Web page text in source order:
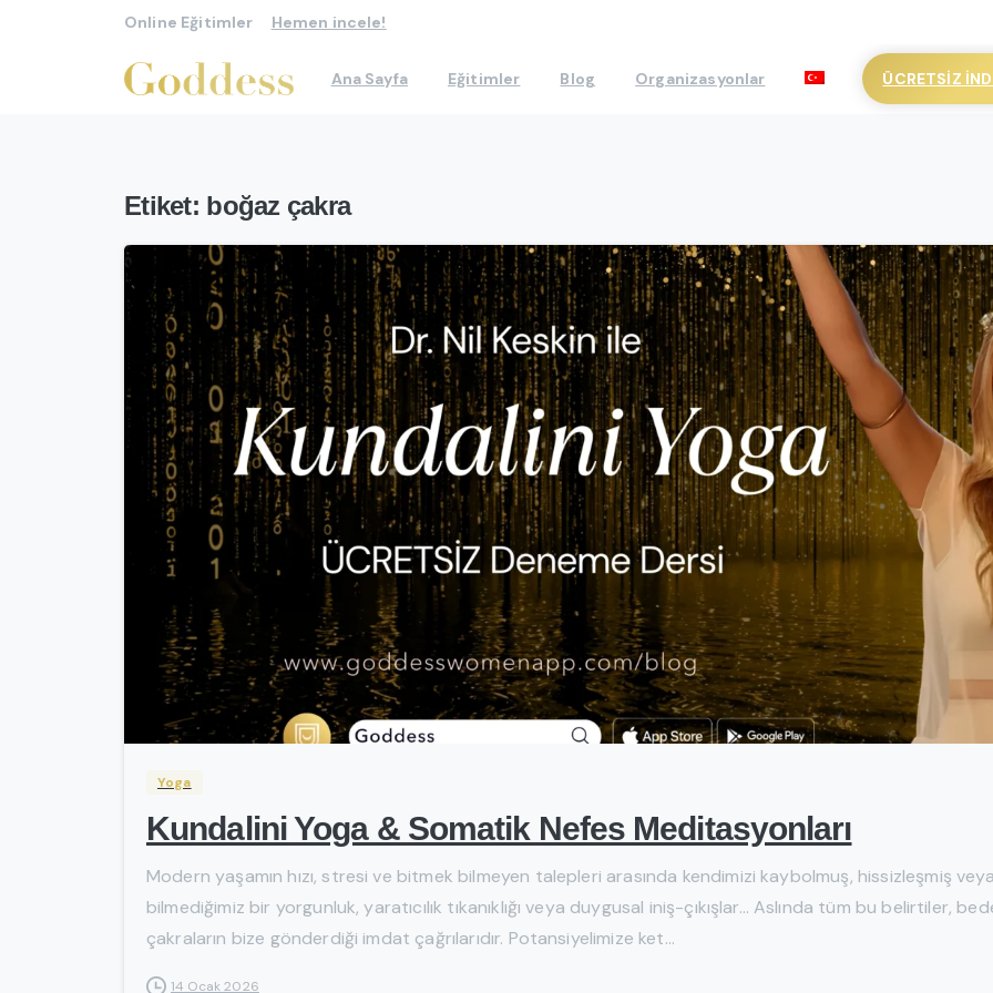
Online Eğitimler Hemen incele!
Ana Sayfa Eğitimler Blog Organizasyonlar ÜCRETSIZ
Etiket: boğaz çakra
Yoga
Kundalini Yoga & Somatik Nefes Meditasyonları
Modern yaşamın hızı, stresi ve bitmek bilmeyen talepleri arasında kendimizi kaybolmuş, hissizleşmiş
bilmediğimiz bir yorgunluk, yaratıcılık tıkanıklığı veya duygusal iniş-çıkışlar… Aslında tüm bu belirtiler,
çakraların bize gönderdiği imdat çağrılarıdır. Potansiyelimize ket...
14 Ocak 2026